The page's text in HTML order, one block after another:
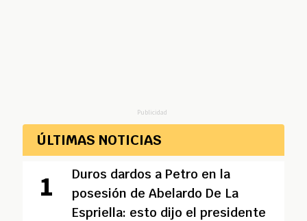
Publicidad
ÚLTIMAS NOTICIAS
Duros dardos a Petro en la
posesión de Abelardo De La
Espriella: esto dijo el presidente